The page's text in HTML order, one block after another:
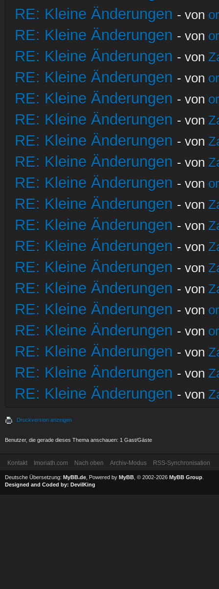
RE: Kleine Änderungen - von
RE: Kleine Änderungen - von
RE: Kleine Änderungen - von
RE: Kleine Änderungen - von
RE: Kleine Änderungen - von
RE: Kleine Änderungen - von
RE: Kleine Änderungen - von
RE: Kleine Änderungen - von
RE: Kleine Änderungen - von
RE: Kleine Änderungen - von
RE: Kleine Änderungen - von
RE: Kleine Änderungen - von
RE: Kleine Änderungen - von
RE: Kleine Änderungen - von
RE: Kleine Änderungen - von
RE: Kleine Änderungen - von
RE: Kleine Änderungen - von
RE: Kleine Änderungen - von
RE: Kleine Änderungen - von
Druckversion anzeigen
Benutzer, die gerade dieses Thema anschauen: 1 Gast/Gäste
Kontakt Imoriath.com Nach oben Archiv-Modus RSS-Synchronisation
Deutsche Übersetzung: MyBB.de , Powered by MyBB , © 2002-2026 MyBB Group
Designed and Coded by: DevilKing